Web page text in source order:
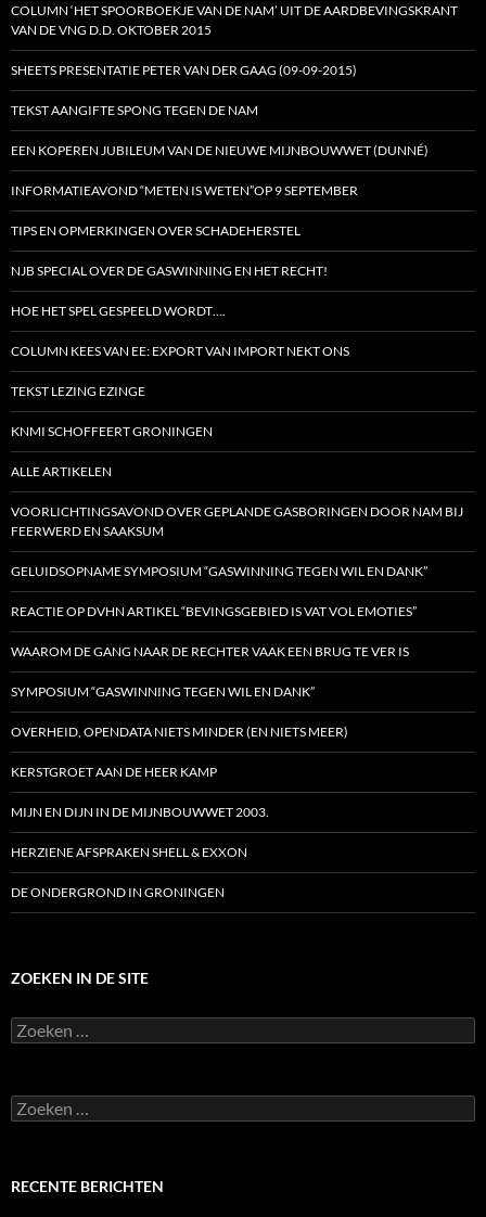
COLUMN ‘HET SPOORBOEKJE VAN DE NAM’ UIT DE AARDBEVINGSKRANT
VAN DE VNG D.D. OKTOBER 2015
SHEETS PRESENTATIE PETER VAN DER GAAG (09-09-2015)
TEKST AANGIFTE SPONG TEGEN DE NAM
EEN KOPEREN JUBILEUM VAN DE NIEUWE MIJNBOUWWET (DUNNÉ)
INFORMATIEAVOND “METEN IS WETEN”OP 9 SEPTEMBER
TIPS EN OPMERKINGEN OVER SCHADEHERSTEL
NJB SPECIAL OVER DE GASWINNING EN HET RECHT!
HOE HET SPEL GESPEELD WORDT….
COLUMN KEES VAN EE: EXPORT VAN IMPORT NEKT ONS
TEKST LEZING EZINGE
KNMI SCHOFFEERT GRONINGEN
ALLE ARTIKELEN
VOORLICHTINGSAVOND OVER GEPLANDE GASBORINGEN DOOR NAM BIJ
FEERWERD EN SAAKSUM
GELUIDSOPNAME SYMPOSIUM “GASWINNING TEGEN WIL EN DANK”
REACTIE OP DVHN ARTIKEL “BEVINGSGEBIED IS VAT VOL EMOTIES”
WAAROM DE GANG NAAR DE RECHTER VAAK EEN BRUG TE VER IS
SYMPOSIUM “GASWINNING TEGEN WIL EN DANK”
OVERHEID, OPENDATA NIETS MINDER (EN NIETS MEER)
KERSTGROET AAN DE HEER KAMP
MIJN EN DIJN IN DE MIJNBOUWWET 2003.
HERZIENE AFSPRAKEN SHELL & EXXON
DE ONDERGROND IN GRONINGEN
ZOEKEN IN DE SITE
Zoeken
naar:
Zoeken
naar:
RECENTE BERICHTEN